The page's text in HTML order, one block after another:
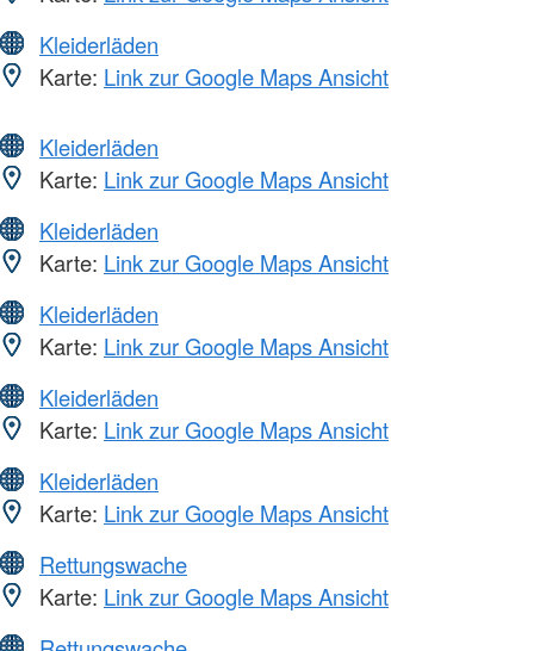
Kleiderläden
Karte: Link zur Google Maps Ansicht
Kleiderläden
Karte: Link zur Google Maps Ansicht
Kleiderläden
Karte: Link zur Google Maps Ansicht
Kleiderläden
Karte: Link zur Google Maps Ansicht
Kleiderläden
Karte: Link zur Google Maps Ansicht
Kleiderläden
Karte: Link zur Google Maps Ansicht
Rettungswache
Karte: Link zur Google Maps Ansicht